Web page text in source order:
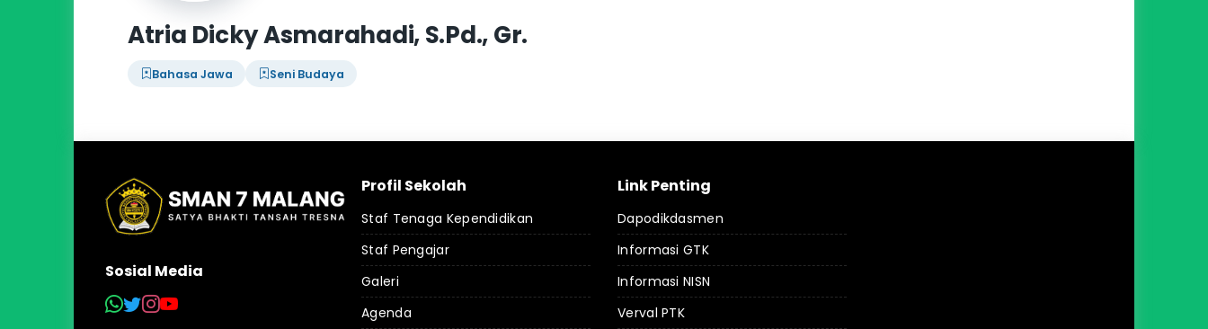
Atria Dicky Asmarahadi, S.Pd., Gr.
Bahasa Jawa Seni Budaya
Sosial Media
Profil Sekolah
Staf Tenaga Kependidikan
Staf Pengajar
Galeri
Agenda
Link Penting
Dapodikdasmen
Informasi GTK
Informasi NISN
Verval PTK